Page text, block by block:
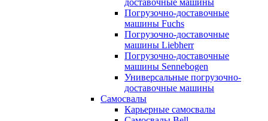
доставочные машины
Погрузочно-доставочные
машины Fuchs
Погрузочно-доставочные
машины Liebherr
Погрузочно-доставочные
машины Sennebogen
Универсальные погрузочно-
доставочные машины
Самосвалы
Карьерные самосвалы